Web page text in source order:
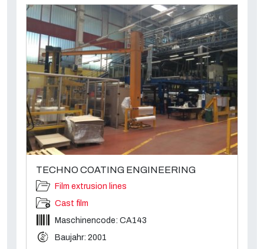
TECHNO COATING ENGINEERING
Film extrusion lines
Cast film
Maschinencode: CA143
Baujahr: 2001